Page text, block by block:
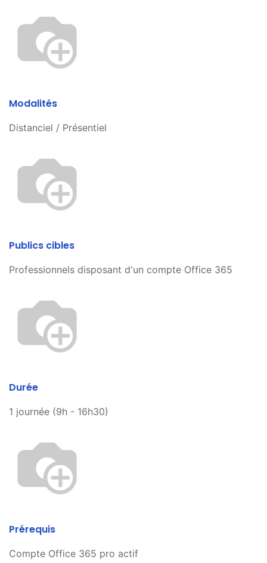
Modalités
Distanciel / Présentiel
Publics cibles
Professionnels disposant d'un compte Office 365
Durée
1 journée (9h - 16h30)
Prérequis
Compte Office 365 pro actif